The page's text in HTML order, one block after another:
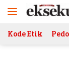
Kode Etik